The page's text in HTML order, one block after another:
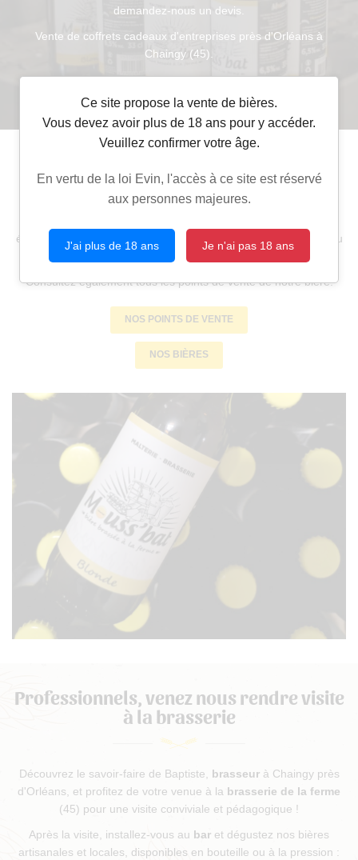
BIENVENUE
ACTIVITÉS
PROFESSIONNEL
EN IMAGES
LIVRE D'OR
06 50 53 57
INSCRIPTION
demandez-nous un devis.
Vente de coffrets cadeaux d'entreprises près d'Orléans à
Chaingy (45).
également aux professionnels de livrer directement les bières ou
coffrets cadeaux dans vos locaux.
Consultez également tous les points de vente de notre bière.
NOS POINTS DE VENTE
NOS BIÈRES
Professionnels, venez nous rendre visite
à la brasserie
Découvrez le savoir-faire de Baptiste, brasseurà Chaingy près
d'Orléans, et profitez de votre venue à la brasserie de la ferme
(45) pour une visite conviviale et pédagogique !
Après la visite, installez-vous au bar et dégustez nos bières
artisanales et locales, disponibles en bouteille ou à la pression :
Ce site propose la vente de bières.
Vous devez avoir plus de 18 ans pour y accéder.
Veuillez confirmer votre âge.
En vertu de la loi Evin, l'accès à ce site est réservé
aux personnes majeures.
J'ai plus de 18 ans Je n'ai pas 18 ans